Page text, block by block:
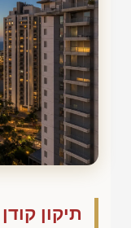
תיקון